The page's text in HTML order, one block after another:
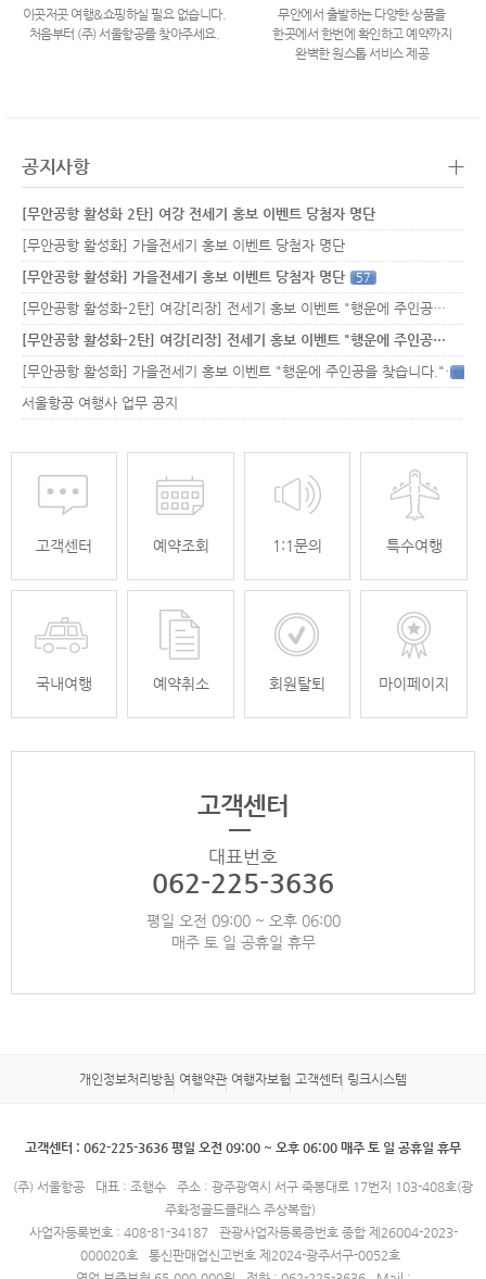
이곳저곳 여행&쇼핑하실 필요 없습니다.
처음부터 (주) 서울항공를 찾아주세요.
무안에서 출발하는 다양한 상품을
한곳에서 한번에 확인하고 예약까지
완벽한 원스톱 서비스 제공
공지사항 +
[무안공항 활성화 2탄] 여강 전세기 홍보 이벤트 당첨자 명단
[무안공항 활성화] 가을전세기 홍보 이벤트 당첨자 명단
[무안공항 활성화] 가을전세기 홍보 이벤트 당첨자 명단
57
[무안공항 활성화-2탄] 여강[리장] 전세기 홍보 이벤트 "행운에 주인공…
[무안공항 활성화-2탄] 여강[리장] 전세기 홍보 이벤트 "행운에 주인공…
[무안공항 활성화] 가을전세기 홍보 이벤트 "행운에 주인공을 찾습니다."33
서울항공 여행사 업무 공지
고객센터 예약조회 1:1문의 특수여행
국내여행 예약취소 회원탈퇴 마이페이지
고객센터
대표번호
062-225-3636
평일 오전 09:00 ~ 오후 06:00
매주 토 일 공휴일 휴무
개인정보처리방침 여행약관 여행자보험 고객센터 링크시스템
고객센터 : 062-225-3636 평일 오전 09:00 ~ 오후 06:00 매주 토 일 공휴일 휴무
(주) 서울항공 대표 : 조행수
주소 : 광주광역시 서구 죽봉대로 17번지 103-408호(광
주화정골드클래스 주상복합)
사업자등록번호 : 408-81-34187
관광사업자등록증번호 종합 제26004-2023-
000020호
통신판매업신고번호 제2024-광주서구-0052호